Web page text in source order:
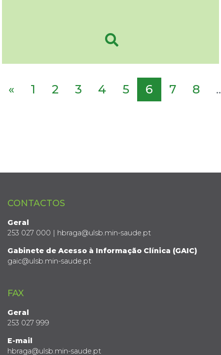
« 1 2 3 4 5 6 7 8
CONTACTOS
Geral
253 027 000 | hbraga@ulsb.min-saude.pt
Gabinete de Acesso à Informação Clínica (GAIC)
gaic@ulsb.min-saude.pt
FAX
Geral
253 027 999
E-mail
hbraga@ulsb.min-saude.pt